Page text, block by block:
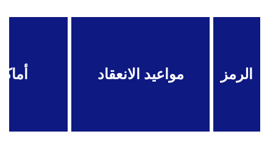
الرمز مواعيد الانعقاد